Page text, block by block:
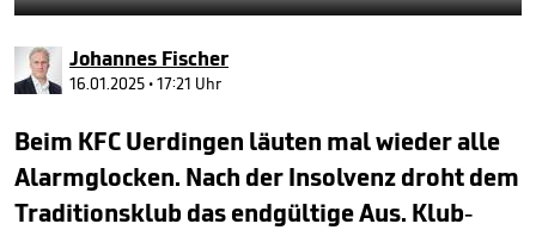
Johannes Fischer
16.01.2025 • 17:21 Uhr
Beim KFC Uerdingen läuten mal wieder alle
Alarmglocken. Nach der Insolvenz droht dem
Traditionsklub das endgültige Aus. Klub-